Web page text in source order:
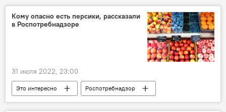
Кому опасно есть персики, рассказали
в Роспотребнадзоре
31 июля 2022, 23:00
Это интересно
Роспотребнадзор
Фрукты